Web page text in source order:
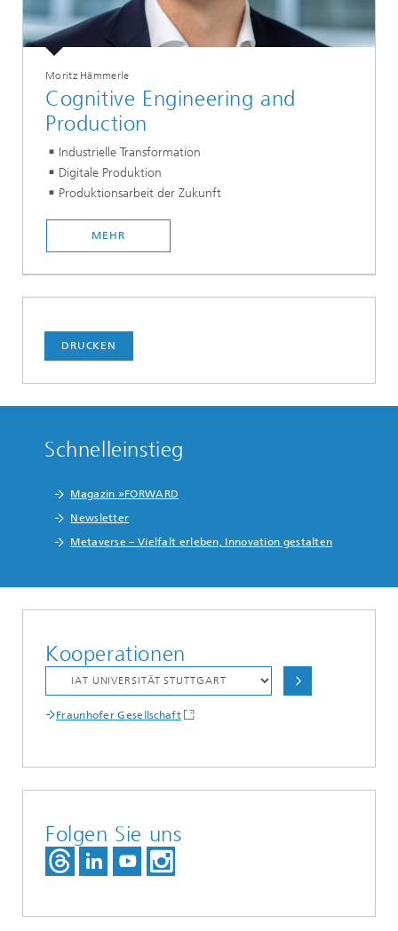
Moritz Hämmerle
Cognitive Engineering and
Production
Industrielle Transformation
Digitale Produktion
Produktionsarbeit der Zukunft
MEHR
DRUCKEN
Schnelleinstieg
Magazin »FORWARD
Newsletter
Metaverse – Vielfalt erleben, Innovation gestalten
Kooperationen
Fraunhofer Gesellschaft
Folgen Sie uns